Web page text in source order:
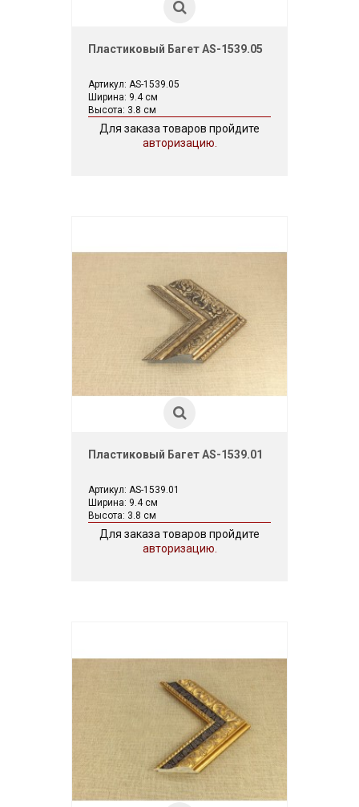
Пластиковый Багет AS-1539.05
Артикул: AS-1539.05
Ширина: 9.4 см
Высота: 3.8 см
Для заказа товаров пройдите
авторизацию.
Пластиковый Багет AS-1539.01
Артикул: AS-1539.01
Ширина: 9.4 см
Высота: 3.8 см
Для заказа товаров пройдите
авторизацию.